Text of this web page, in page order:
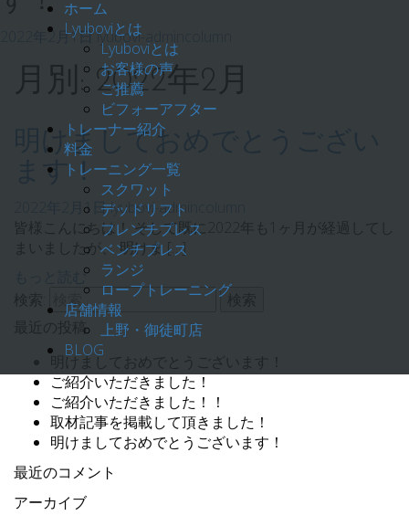
ホーム
Lyuboviとは
Lyuboviとは
お客様の声
ご推薦
ビフォーアフター
トレーナー紹介
料金
トレーニング一覧
スクワット
デッドリフト
フレンチプレス
ベンチプレス
ランジ
ロープトレーニング
店舗情報
上野・御徒町店
BLOG
2022年2月1日lyubovi-admin
月別: 2022年2月
明けましておめでとうござい
ます！
2022年2月1日lyubovi-admin
皆様こんにちは！ そして既に2022年も1ヶ月が経過してし
まいましたが、 明けま […]
もっと読む
検索:
最近の投稿
明けましておめでとうございます！
ご紹介いただきました！
ご紹介いただきました！！
取材記事を掲載して頂きました！
明けましておめでとうございます！
最近のコメント
アーカイブ